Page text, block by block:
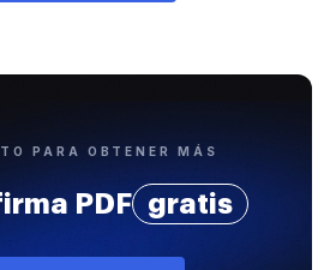
PARA OBTENER MÁS
PDF gratis